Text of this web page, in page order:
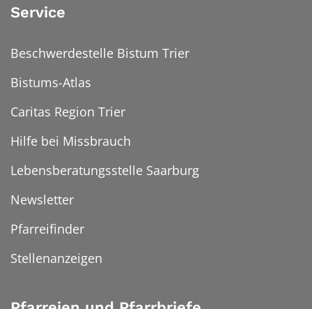
Service
Beschwerdestelle Bistum Trier
Bistums-Atlas
Caritas Region Trier
Hilfe bei Missbrauch
Lebensberatungsstelle Saarburg
Newsletter
Pfarreifinder
Stellenanzeigen